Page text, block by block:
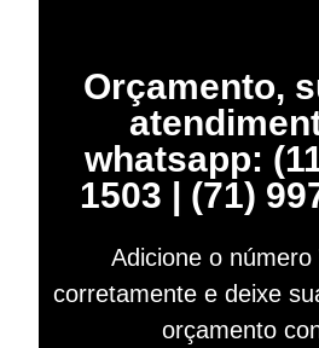
Orçamento,
whatsapp:
1503 | (71)
Adicione o
corretamente e deixe
orçamento